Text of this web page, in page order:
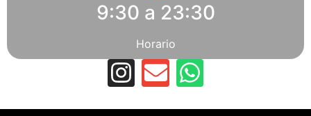
9:30 a 23:30
Horario